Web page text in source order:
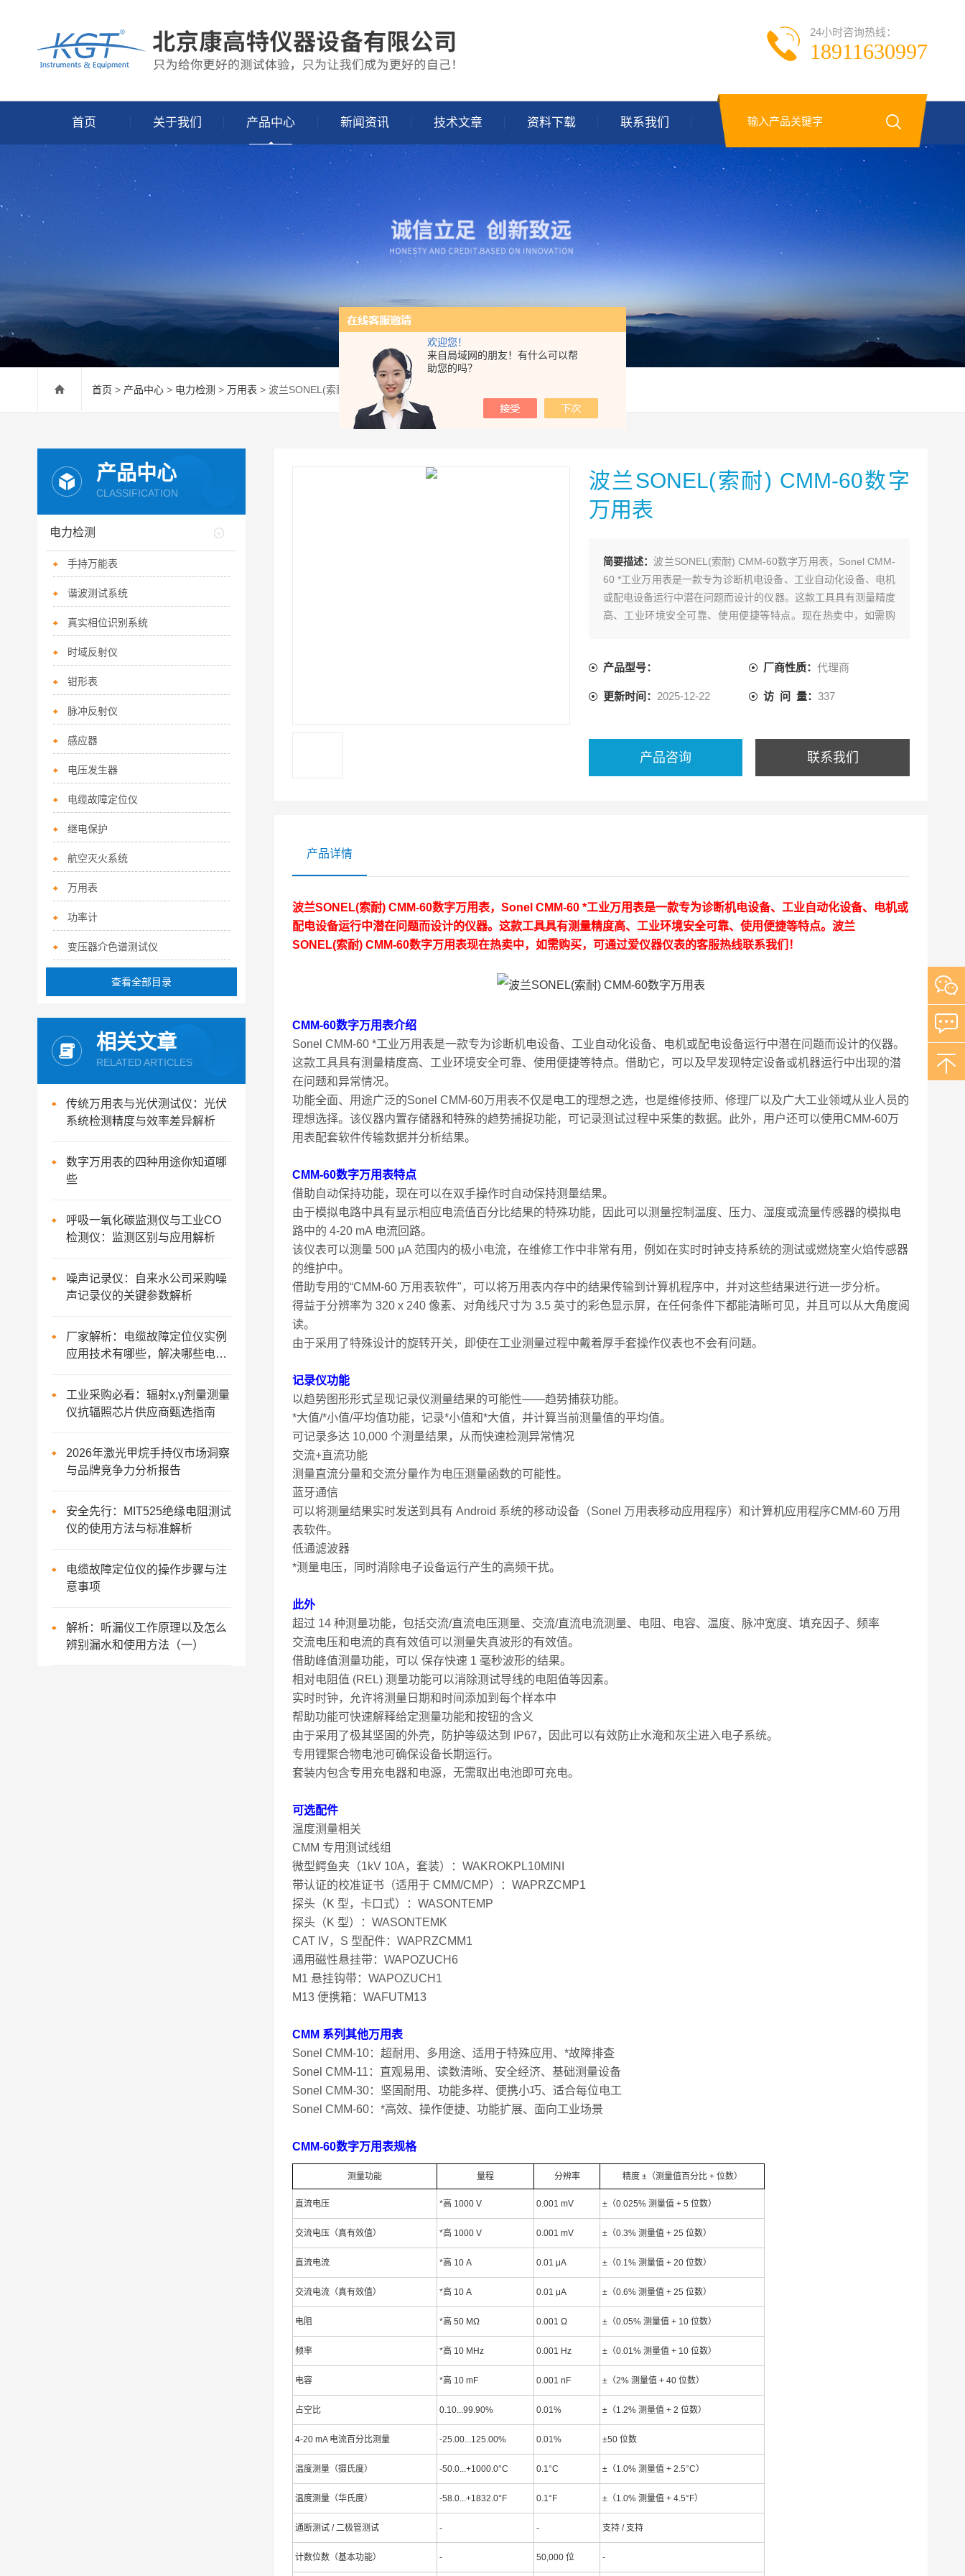
欢迎您！
来自局域网的朋友！有什么可以帮
助您的吗？
24小时咨询热线：
18911630997
首页 关于我们 产品中心 新闻资讯 技术文章 资料下载 联系我们
首页 > 产品中心 > 电力检测 > 万用表 > 波兰SONEL(索耐) CMM-60数字万用表
波兰SONEL(索耐) CMM-60数字
万用表
简要描述： 波兰SONEL(索耐) CMM-60数字万用表，Sonel CMM-
60 *工业万用表是一款专为诊断机电设备、工业自动化设备、电机
或配电设备运行中潜在问题而设计的仪器。这款工具具有测量精度
高、工业环境安全可靠、使用便捷等特点。现在热卖中，如需购
产品型号： 厂商性质：代理商
更新时间： 2025-12-22 访 问 量：337
产品咨询 联系我们
产品详情
波兰SONEL(索耐) CMM-60数字万用表，Sonel CMM-60 *工业万用表是一款专为诊断机电设备、工业自动化设备、电机或
配电设备运行中潜在问题而设计的仪器。这款工具具有测量精度高、工业环境安全可靠、使用便捷等特点。 波兰
SONEL(索耐) CMM-60数字万用表现在热卖中，如需购买，可通过爱仪器仪表的客服热线联系我们！
CMM-60数字万用表介绍
Sonel CMM-60 *工业万用表是一款专为诊断机电设备、工业自动化设备、电机或配电设备运行中潜在问题而设计的仪器。
这款工具具有测量精度高、工业环境安全可靠、使用便捷等特点。借助它，可以及早发现特定设备或机器运行中出现的潜
在问题和异常情况。
功能全面、用途广泛的Sonel CMM-60万用表不仅是电工的理想之选，也是维修技师、修理厂以及广大工业领域从业人员的
理想选择。该仪器内置存储器和特殊的趋势捕捉功能，可记录测试过程中采集的数据。此外，用户还可以使用CMM-60万
用表配套软件传输数据并分析结果。
CMM-60数字万用表特点
借助自动保持功能，现在可以在双手操作时自动保持测量结果。
由于模拟电路中具有显示相应电流值百分比结果的特殊功能，因此可以测量控制温度、压力、湿度或流量传感器的模拟电
路中的 4-20 mA 电流回路。
该仪表可以测量 500 μA 范围内的极小电流，在维修工作中非常有用，例如在实时时钟支持系统的测试或燃烧室火焰传感器
的维护中。
借助专用的“CMM-60 万用表软件"，可以将万用表内存中的结果传输到计算机程序中，并对这些结果进行进一步分析。
得益于分辨率为 320 x 240 像素、对角线尺寸为 3.5 英寸的彩色显示屏，在任何条件下都能清晰可见，并且可以从大角度阅
读。
由于采用了特殊设计的旋转开关，即使在工业测量过程中戴着厚手套操作仪表也不会有问题。
记录仪功能
以趋势图形形式呈现记录仪测量结果的可能性——趋势捕获功能。
*大值/*小值/平均值功能，记录*小值和*大值，并计算当前测量值的平均值。
可记录多达 10,000 个测量结果，从而快速检测异常情况
交流+直流功能
测量直流分量和交流分量作为电压测量函数的可能性。
蓝牙通信
可以将测量结果实时发送到具有 Android 系统的移动设备（Sonel 万用表移动应用程序）和计算机应用程序CMM-60 万用
表软件。
低通滤波器
*测量电压，同时消除电子设备运行产生的高频干扰。
此外
超过 14 种测量功能，包括交流/直流电压测量、交流/直流电流测量、电阻、电容、温度、脉冲宽度、填充因子、频率
交流电压和电流的真有效值可以测量失真波形的有效值。
借助峰值测量功能，可以 保存快速 1 毫秒波形的结果。
相对电阻值 (REL) 测量功能可以消除测试导线的电阻值等因素。
实时时钟，允许将测量日期和时间添加到每个样本中
帮助功能可快速解释给定测量功能和按钮的含义
由于采用了极其坚固的外壳，防护等级达到 IP67，因此可以有效防止水淹和灰尘进入电子系统。
专用锂聚合物电池可确保设备长期运行。
套装内包含专用充电器和电源，无需取出电池即可充电。
可选配件
温度测量相关
CMM 专用测试线组
微型鳄鱼夹（1kV 10A，套装）：WAKROKPL10MINI
带认证的校准证书（适用于 CMM/CMP）：WAPRZCMP1
探头（K 型，卡口式）：WASONTEMP
探头（K 型）：WASONTEMK
CAT IV，S 型配件：WAPRZCMM1
通用磁性悬挂带：WAPOZUCH6
M1 悬挂钩带：WAPOZUCH1
M13 便携箱：WAFUTM13
CMM 系列其他万用表
Sonel CMM-10：超耐用、多用途、适用于特殊应用、*故障排查
Sonel CMM-11：直观易用、读数清晰、安全经济、基础测量设备
Sonel CMM-30：坚固耐用、功能多样、便携小巧、适合每位电工
Sonel CMM-60：*高效、操作便捷、功能扩展、面向工业场景
CMM-60数字万用表规格
测量功能 量程 分辨率 精度 ±（测量值百分比 + 位数）
直流电压 *高 1000 V 0.001 mV ±（0.025% 测量值 + 5 位数）
交流电压（真有效值） *高 1000 V 0.001 mV ±（0.3% 测量值 + 25 位数）
直流电流 *高 10 A 0.01 μA ±（0.1% 测量值 + 20 位数）
交流电流（真有效值） *高 10 A 0.01 μA ±（0.6% 测量值 + 25 位数）
电阻 *高 50 MΩ 0.001 Ω ±（0.05% 测量值 + 10 位数）
频率 *高 10 MHz 0.001 Hz ±（0.01% 测量值 + 10 位数）
电容 *高 10 mF 0.001 nF ±（2% 测量值 + 40 位数）
占空比 0.10...99.90% 0.01% ±（1.2% 测量值 + 2 位数）
4-20 mA 电流百分比测量 -25.00...125.00% 0.01% ±50 位数
温度测量（摄氏度） -50.0...+1000.0°C 0.1°C ±（1.0% 测量值 + 2.5°C）
温度测量（华氏度） -58.0...+1832.0°F 0.1°F ±（1.0% 测量值 + 4.5°F）
通断测试 / 二极管测试 - - 支持 / 支持
计数位数（基本功能） - 50,000 位 -
产品中心
CLASSIFICATION
电力检测
手持万能表
谐波测试系统
真实相位识别系统
时域反射仪
钳形表
脉冲反射仪
感应器
电压发生器
电缆故障定位仪
继电保护
航空灭火系统
万用表
功率计
变压器介色谱测试仪
查看全部目录
相关文章
RELATED ARTICLES
传统万用表与光伏测试仪：光伏
系统检测精度与效率差异解析
数字万用表的四种用途你知道哪
些
呼吸一氧化碳监测仪与工业CO
检测仪：监测区别与应用解析
噪声记录仪：自来水公司采购噪
声记录仪的关键参数解析
厂家解析：电缆故障定位仪实例
应用技术有哪些，解决哪些电缆
工业采购必看：辐射x,γ剂量测量
仪抗辐照芯片供应商甄选指南
2026年激光甲烷手持仪市场洞察
与品牌竞争力分析报告
安全先行：MIT525绝缘电阻测试
仪的使用方法与标准解析
电缆故障定位仪的操作步骤与注
意事项
解析：听漏仪工作原理以及怎么
辨别漏水和使用方法（一）